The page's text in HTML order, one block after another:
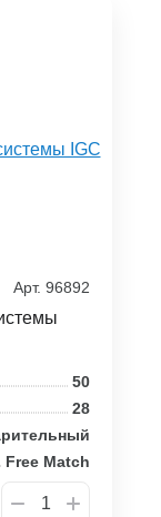
Арт. 96892
50
28
Free Match